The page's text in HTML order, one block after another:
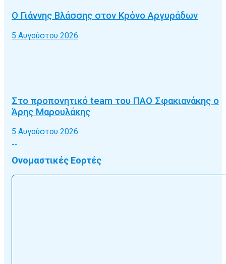
Ο Γιάννης Βλάσσης στον Κρόνο Αργυράδων
5 Αυγούστου 2026
Στο προπονητικό team του ΠΑΟ Σφακιανάκης ο
Άρης Μαρουλάκης
5 Αυγούστου 2026
Ονομαστικές Εορτές